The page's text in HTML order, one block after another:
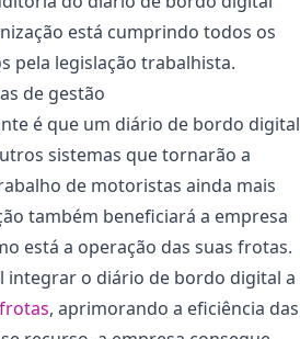
está cumprindo todos os
pela legislação trabalhista.
de gestão
é que um diário de bordo digital
sistemas que tornarão a
de motoristas ainda mais
também beneficiará a empresa
está a operação das suas frotas.
integrar o diário de bordo digital a
, aprimorando a eficiência das